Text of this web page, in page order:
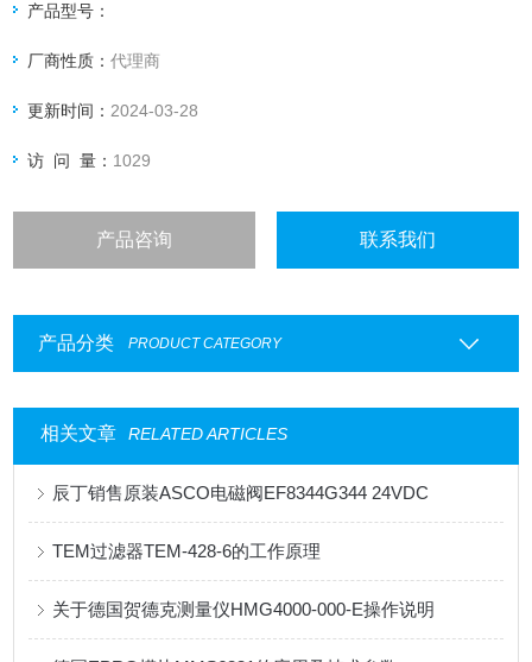
产品型号：
厂商性质：代理商
更新时间： 2024-03-28
访 问 量： 1029
产品咨询 联系我们
产品分类 PRODUCT CATEGORY
相关文章 RELATED ARTICLES
辰丁销售原装ASCO电磁阀EF8344G344 24VDC
TEM过滤器TEM-428-6的工作原理
关于德国贺德克测量仪HMG4000-000-E操作说明